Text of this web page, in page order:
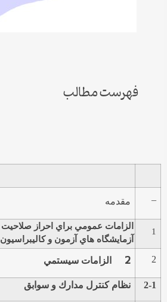
فهرست مطالب
– مقدمه
1
الزامات عمومي براي احراز صلاحيت
آزمايشگاه هاي آزمون و كاليبراسيون
2
2 الزامات سيستمي
2-1 نظام كنترل مدارك و سوابق